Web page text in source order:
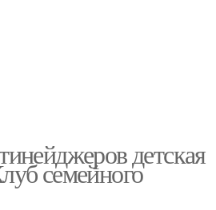
детская
семейного